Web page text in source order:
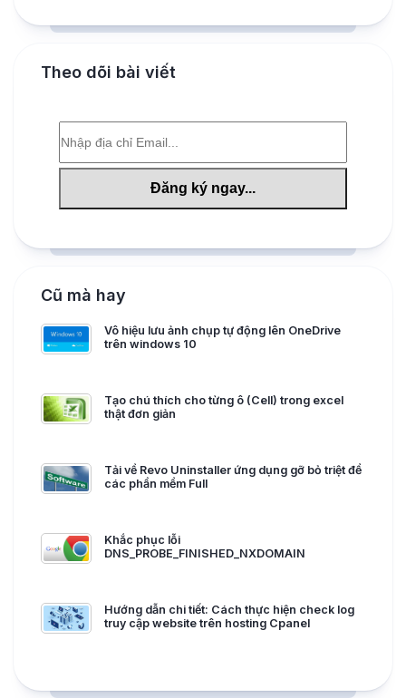
Theo dõi bài viết
Cũ mà hay
Vô hiệu lưu ảnh chụp tự động lên OneDrive
trên windows 10
Tạo chú thích cho từng ô (Cell) trong excel
thật đơn giản
Tải về Revo Uninstaller ứng dụng gỡ bỏ triệt để
các phần mềm Full
Khắc phục lỗi
DNS_PROBE_FINISHED_NXDOMAIN
Hướng dẫn chi tiết: Cách thực hiện check log
truy cập website trên hosting Cpanel